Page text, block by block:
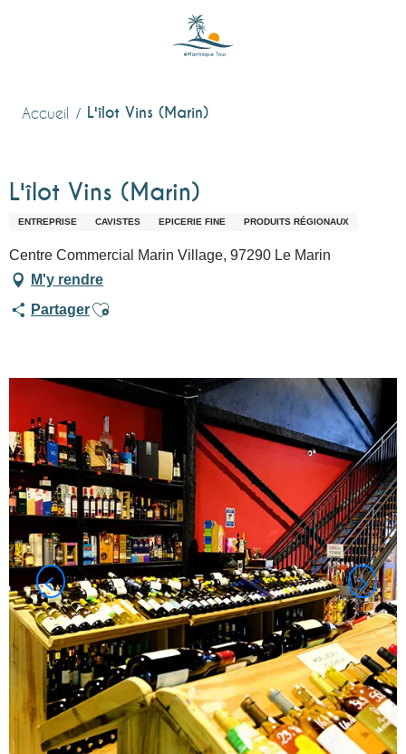
Accueil L'îlot Vins (Marin)
L'îlot Vins (Marin)
ENTREPRISE CAVISTES EPICERIE FINE PRODUITS RÉGIONAUX
Centre Commercial Marin Village, 97290 Le Marin
M'y rendre
PartagerAjouter aux favoris